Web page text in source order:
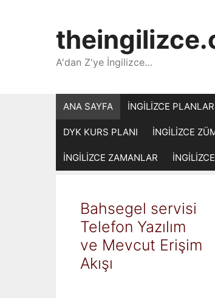
A'dan Z'ye İngilizce…
ANA SAYFA İNGİLİZCE
DYK KURS PLANI İNGİLİZCE
İNGİLİZCE ZAMANLAR
Bahsegel servisi
Telefon Yazılım
ve Mevcut Erişim
Akışı